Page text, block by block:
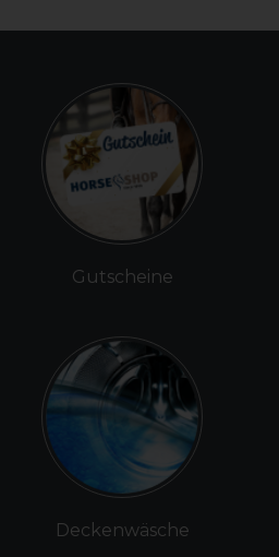
Gutscheine
Deckenwäsche